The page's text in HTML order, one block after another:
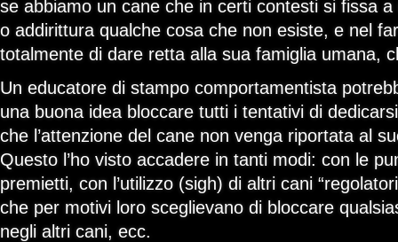
se abbiamo un cane che in certi contesti si fissa
o addirittura qualche cosa che non esiste, e nel
totalmente di dare retta alla sua famiglia umana,
Un educatore di stampo comportamentista
una buona idea bloccare tutti i tentativi di
che l’attenzione del cane non venga riportata al
Questo l’ho visto accadere in tanti modi: con le
premietti, con l’utilizzo (sigh) di altri cani
che per motivi loro sceglievano di bloccare
negli altri cani, ecc.